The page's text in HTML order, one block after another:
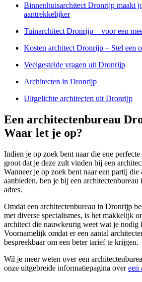
Binnenhuisarchitect Dronrijp maakt
aantrekkelijker
Tuinarchitect Dronrijp – voor een
Kosten architect Dronrijp – Stel een
Veelgestelde vragen uit Dronrijp
Architecten in Dronrijp
Uitgelichte architecten uit Dronrijp
Een architectenbureau
Waar let je op?
Indien je op zoek bent naar die ene
groot dat je deze zult vinden bij een
Wanneer je op zoek bent naar een partij
aanbieden, ben je bij een
adres.
Omdat een architectenbureau in Dronrijp
met diverse specialismes, is het makkelijk
architect die nauwkeurig weet wat je nodig
Voornamelijk omdat er een aantal
bespreekbaar om een beter tarief te krijgen.
Wil je meer weten over een
onze uitgebreide informatiepagina overeen